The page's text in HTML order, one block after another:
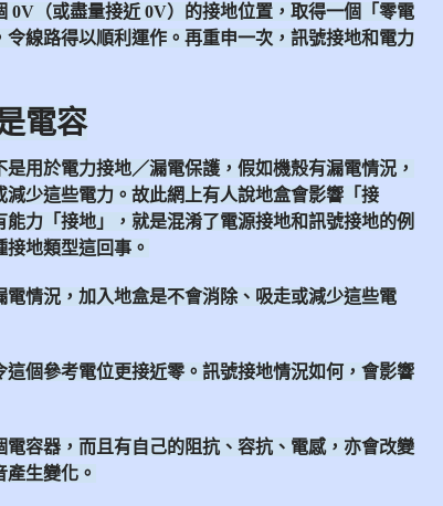
0V （或盡量接近 0V）的接地位置，取得一個「零電
線路得以順利運作。再重申一次，訊號接地和電力
電容
用於電力接地／漏電保護，假如機殼有漏電情況，
少這些電力。故此網上有人說地盒會影響「接
力「接地」，就是混淆了電源接地和訊號接地的例
地類型這回事。
電情況，加入地盒是不會消除、吸走或減少這些電
個參考電位更接近零。訊號接地情況如何，會影響
電容器，而且有自己的阻抗、容抗、電感，亦會改變
生變化。